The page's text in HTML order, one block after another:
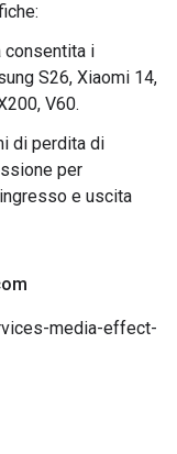
consentita i
S26, Xiaomi 14,
V60.
di perdita di
per
e uscita
media-effect-